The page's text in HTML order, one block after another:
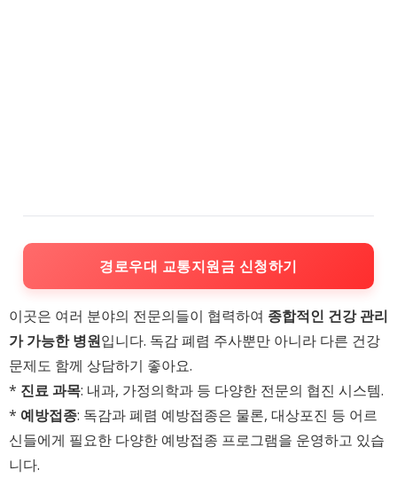
경로우대 교통지원금 신청하기
이곳은 여러 분야의 전문의들이 협력하여 종합적인 건강 관리
가 가능한 병원입니다. 독감 폐렴 주사뿐만 아니라 다른 건강
문제도 함께 상담하기 좋아요.
* 진료 과목: 내과, 가정의학과 등 다양한 전문의 협진 시스템.
* 예방접종: 독감과 폐렴 예방접종은 물론, 대상포진 등 어르
신들에게 필요한 다양한 예방접종 프로그램을 운영하고 있습
니다.